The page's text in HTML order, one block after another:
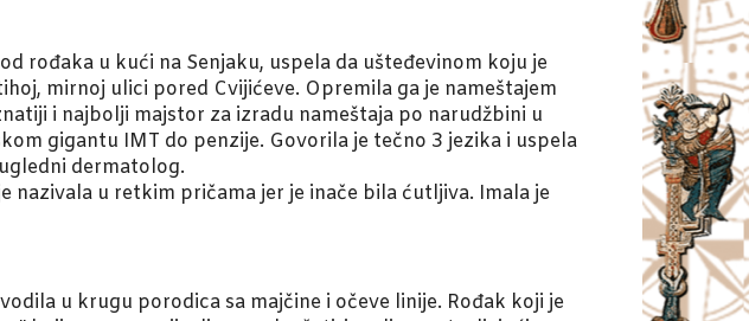
rođaka u kući na Senjaku, uspela da ušteđevinom koju je
mirnoj ulici pored Cvijićeve. Opremila ga je nameštajem
i najbolji majstor za izradu nameštaja po narudžbini u
gigantu IMT do penzije. Govorila je tečno 3 jezika i uspela
dermatolog.
nazivala u retkim pričama jer je inače bila ćutljiva. Imala je
u krugu porodica sa majčine i očeve linije. Rođak koji je